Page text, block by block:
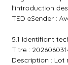
l'introduction
TED eSender :
5.1 Identifiant
Titre :
Description : Lot